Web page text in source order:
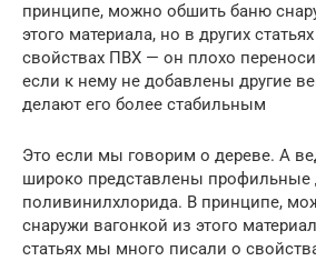
принципе, можно обшить баню
этого материала, но в других
свойствах ПВХ — он плохо
если к нему не добавлены другие
делают его более стабильным
Это если мы говорим о дереве. А
широко представлены
поливинилхлорида. В принципе,
снаружи вагонкой из этого
статьях мы много писали о